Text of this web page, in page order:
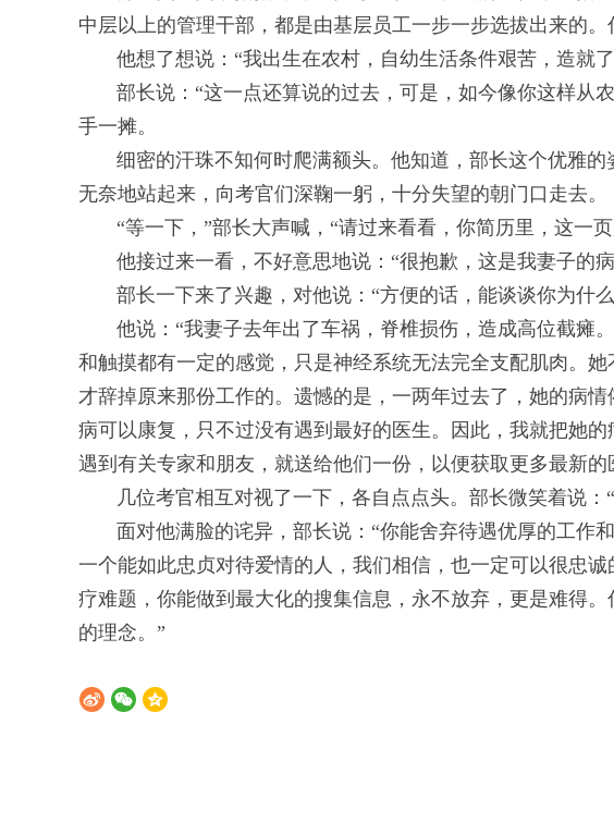
中层以上的管理干部，都是由基层员工一步一步选拔出来的
他想了想说：“我出生在农村，自幼生活条件艰苦，造就
部长说：“这一点还算说的过去，可是，如今像你这样从
手一摊。
细密的汗珠不知何时爬满额头。他知道，部长这个优雅的
无奈地站起来，向考官们深鞠一躬，十分失望的朝门口走去。
“等一下，”部长大声喊，“请过来看看，你简历里，这一页
他接过来一看，不好意思地说：“很抱歉，这是我妻子的
部长一下来了兴趣，对他说：“方便的话，能谈谈你为什
他说：“我妻子去年出了车祸，脊椎损伤，造成高位截瘫
和触摸都有一定的感觉，只是神经系统无法完全支配肌肉。
才辞掉原来那份工作的。遗憾的是，一两年过去了，她的病
病可以康复，只不过没有遇到最好的医生。因此，我就把她
遇到有关专家和朋友，就送给他们一份，以便获取更多最新的
几位考官相互对视了一下，各自点点头。部长微笑着说：
面对他满脸的诧异，部长说：“你能舍弃待遇优厚的工作和
一个能如此忠贞对待爱情的人，我们相信，也一定可以很忠
疗难题，你能做到最大化的搜集信息，永不放弃，更是难得
的理念。”